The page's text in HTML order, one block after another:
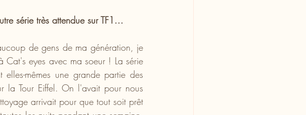
série très attendue sur TF1...
de gens de ma génération, je
eyes avec ma soeur ! La série
mêmes une grande partie des
la Tour Eiffel. On l'avait pour nous
arrivait pour que tout soit prêt